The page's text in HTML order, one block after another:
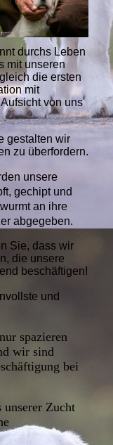
durchs Leben
mit unseren
die ersten
mit
von uns
gestalten wir
zu überfordern.
unsere
gechipt und
an ihre
abgegeben.
Sie, dass wir
die unsere
beschäftigen!
und
spazieren
wir sind
bei
unserer Zucht